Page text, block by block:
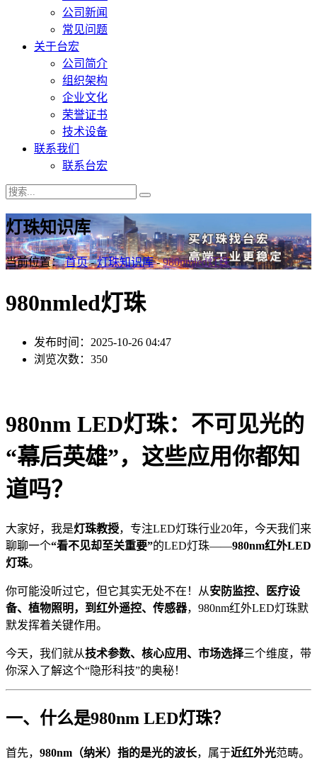
公司新闻
常见问题
关于台宏
公司简介
组织架构
企业文化
荣誉证书
技术设备
联系我们
联系台宏
灯珠知识库
当前位置：首页-灯珠知识库-980nmled灯珠
980nmled灯珠
发布时间：2025-10-26 04:47
浏览次数：350
980nm LED灯珠：不可见光的
“幕后英雄”，这些应用你都知
道吗？
大家好，我是灯珠教授，专注LED灯珠行业20年，今天我们来
聊聊一个“看不见却至关重要”的LED灯珠——980nm红外LED
灯珠。
你可能没听过它，但它其实无处不在！从安防监控、医疗设
备、植物照明，到红外遥控、传感器，980nm红外LED灯珠默
默发挥着关键作用。
今天，我们就从技术参数、核心应用、市场选择三个维度，带
你深入了解这个“隐形科技”的奥秘！
一、什么是980nm LED灯珠？
首先， 980nm（纳米）指的是光的波长，属于近红外光范畴。